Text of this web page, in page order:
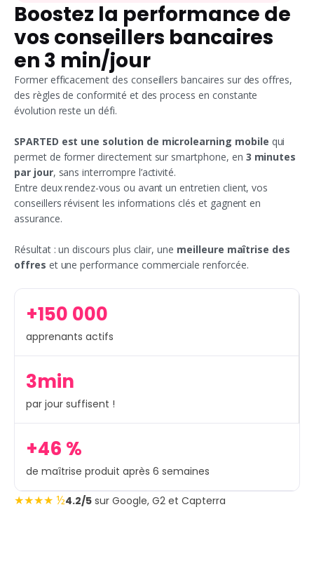
Boostez la performance de
vos conseillers bancaires
en 3 min/jour
Former efficacement des conseillers bancaires sur des offres,
des règles de conformité et des process en constante
évolution reste un défi.
SPARTED est une solution de microlearning mobile qui
permet de former directement sur smartphone, en 3 minutes
par jour, sans interrompre l’activité.
Entre deux rendez-vous ou avant un entretien client, vos
conseillers révisent les informations clés et gagnent en
assurance.
Résultat : un discours plus clair, une meilleure maîtrise des
offres et une performance commerciale renforcée.
+150 000
apprenants actifs
3min
par jour suffisent !
+46 %
de maîtrise produit après 6 semaines
★★★★ ½4.2/5 sur Google, G2 et Capterra